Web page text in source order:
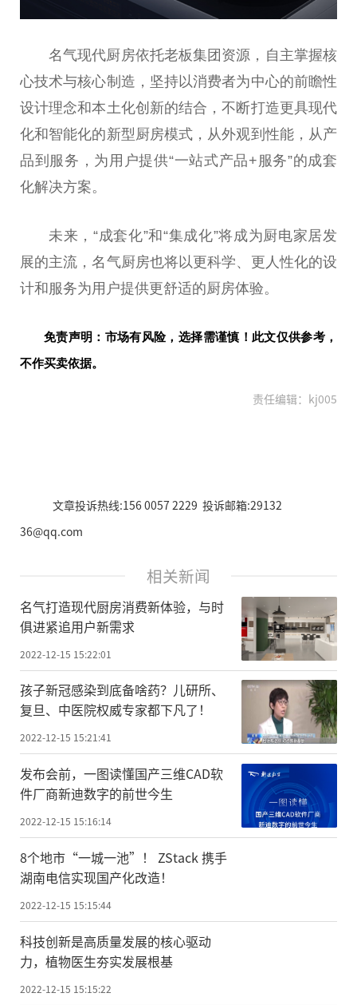
名气现代厨房依托老板集团资源，自主掌握核
心技术与核心制造，坚持以消费者为中心的前瞻性
设计理念和本土化创新的结合，不断打造更具现代
化和智能化的新型厨房模式，从外观到性能，从产
品到服务，为用户提供“一站式产品+服务”的成套
化解决方案。
未来，“成套化”和“集成化”将成为厨电家居发
展的主流，名气厨房也将以更科学、更人性化的设
计和服务为用户提供更舒适的厨房体验。
免责声明：市场有风险，选择需谨慎！此文仅供参考，
不作买卖依据。
责任编辑：kj005
文章投诉热线:156 0057 2229 投诉邮箱:29132
36@qq.com
相关新闻
名气打造现代厨房消费新体验，与时
俱进紧追用户新需求
2022-12-15 15:22:01
孩子新冠感染到底备啥药？儿研所、
复旦、中医院权威专家都下凡了！
2022-12-15 15:21:41
发布会前，一图读懂国产三维CAD软
件厂商新迪数字的前世今生
2022-12-15 15:16:14
8个地市“一城一池”！ ZStack 携手
湖南电信实现国产化改造！
2022-12-15 15:15:44
科技创新是高质量发展的核心驱动
力，植物医生夯实发展根基
2022-12-15 15:15:22